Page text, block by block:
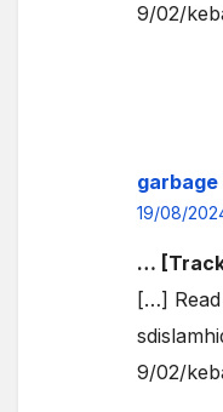
9/02/
garbage
19/08/
…
[…]
9/02/